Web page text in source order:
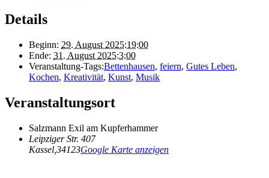
Details
Beginn: 29. August 2025:19:00
Ende: 31. August 2025:3:00
Veranstaltung-Tags:Bettenhausen, feiern, Gutes Leben,
Kochen, Kreativität, Kunst, Musik
Veranstaltungsort
Salzmann Exil am Kupferhammer
Leipziger Str. 407
Kassel 34123Google Karte anzeigen